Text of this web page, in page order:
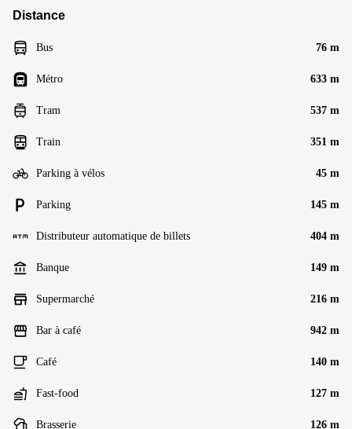
Distance
Bus 76 m
Métro 633 m
Tram 537 m
Train 351 m
Parking à vélos 45 m
Parking 145 m
Distributeur automatique de billets 404 m
Banque 149 m
Supermarché 216 m
Bar à café 942 m
Café 140 m
Fast-food 127 m
Brasserie 126 m